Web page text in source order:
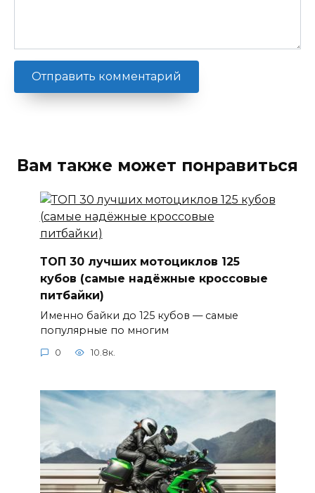
Вам также может понравиться
ТОП 30 лучших мотоциклов 125
кубов (самые надёжные кроссовые
питбайки)
Именно байки до 125 кубов — самые
популярные по многим
0 10.8к.